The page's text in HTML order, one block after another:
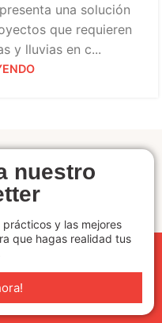
una solución
que requieren
y lluvias en c...
nuestro
y las mejores
que hagas realidad tus